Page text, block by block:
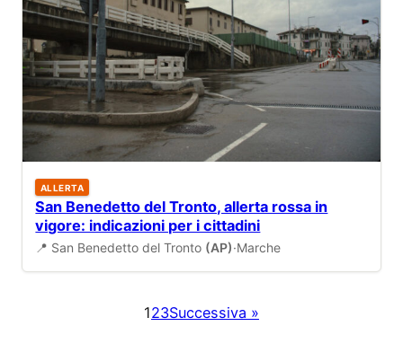
ALLERTA
San Benedetto del Tronto, allerta rossa in
vigore: indicazioni per i cittadini
📍 San Benedetto del Tronto (AP)·Marche
123Successiva »